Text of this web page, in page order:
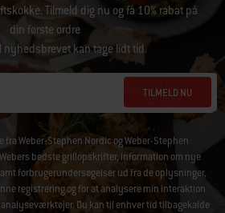
Tilmeld dig nu og få 10% rabat på
din første ordre
nyhedsbrevet kan tage lidt tid.
TILMELD NU
Weber-Stephen Nordic og Weber-Stephen
bedste grillopskrifter, information om nye
forbrugerundersøgelser ud fra de oplysninger,
registrering og for at analysere min interaktion
Du kan til enhver tid tilbagekalde